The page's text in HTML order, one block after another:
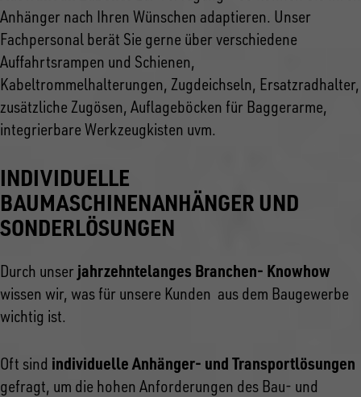
Anhänger nach Ihren Wünschen adaptieren. Unser
Fachpersonal berät Sie gerne über verschiedene
Auffahrtsrampen und Schienen,
Kabeltrommelhalterungen, Zugdeichseln, Ersatzradhalter,
zusätzliche Zugösen, Auflageböcken für Baggerarme,
integrierbare Werkzeugkisten uvm.
INDIVIDUELLE
BAUMASCHINENANHÄNGER UND
SONDERLÖSUNGEN
Durch unser jahrzehntelanges Branchen- Knowhow
wissen wir, was für unsere Kunden aus dem Baugewerbe
wichtig ist.
Oft sind individuelle Anhänger- und Transportlösungen
gefragt, um die hohen Anforderungen des Bau- und